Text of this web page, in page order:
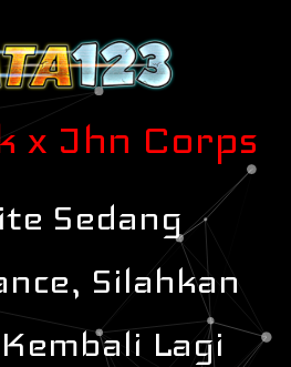
x Jhn Corps
Sedang
Silahkan
Lagi